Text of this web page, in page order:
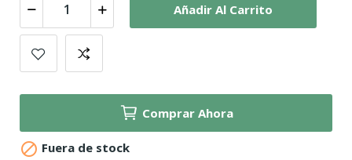
Añadir Al Carrito
Comprar Ahora
 Fuera de stock